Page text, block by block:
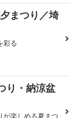
まつり／埼
彩る
り・納涼盆
が楽しめる夏まつ